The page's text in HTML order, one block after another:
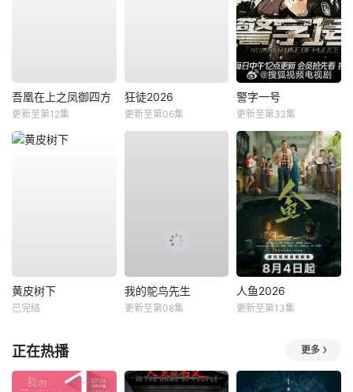
吾凰在上之凤御四方
更新至第12集
狂徒2026
更新至第06集
警字一号
更新至第32集
黄皮树下
已完结
我的鸵鸟先生
更新至第08集
人鱼2026
更新至第13集
正在热播 更多